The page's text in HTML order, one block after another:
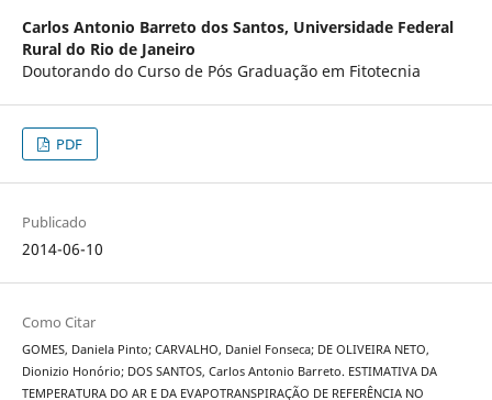
Carlos Antonio Barreto dos Santos, Universidade Federal
Rural do Rio de Janeiro
Doutorando do Curso de Pós Graduação em Fitotecnia
PDF
Publicado
2014-06-10
Como Citar
GOMES, Daniela Pinto; CARVALHO, Daniel Fonseca; DE OLIVEIRA NETO,
Dionizio Honório; DOS SANTOS, Carlos Antonio Barreto. ESTIMATIVA DA
TEMPERATURA DO AR E DA EVAPOTRANSPIRAÇÃO DE REFERÊNCIA NO